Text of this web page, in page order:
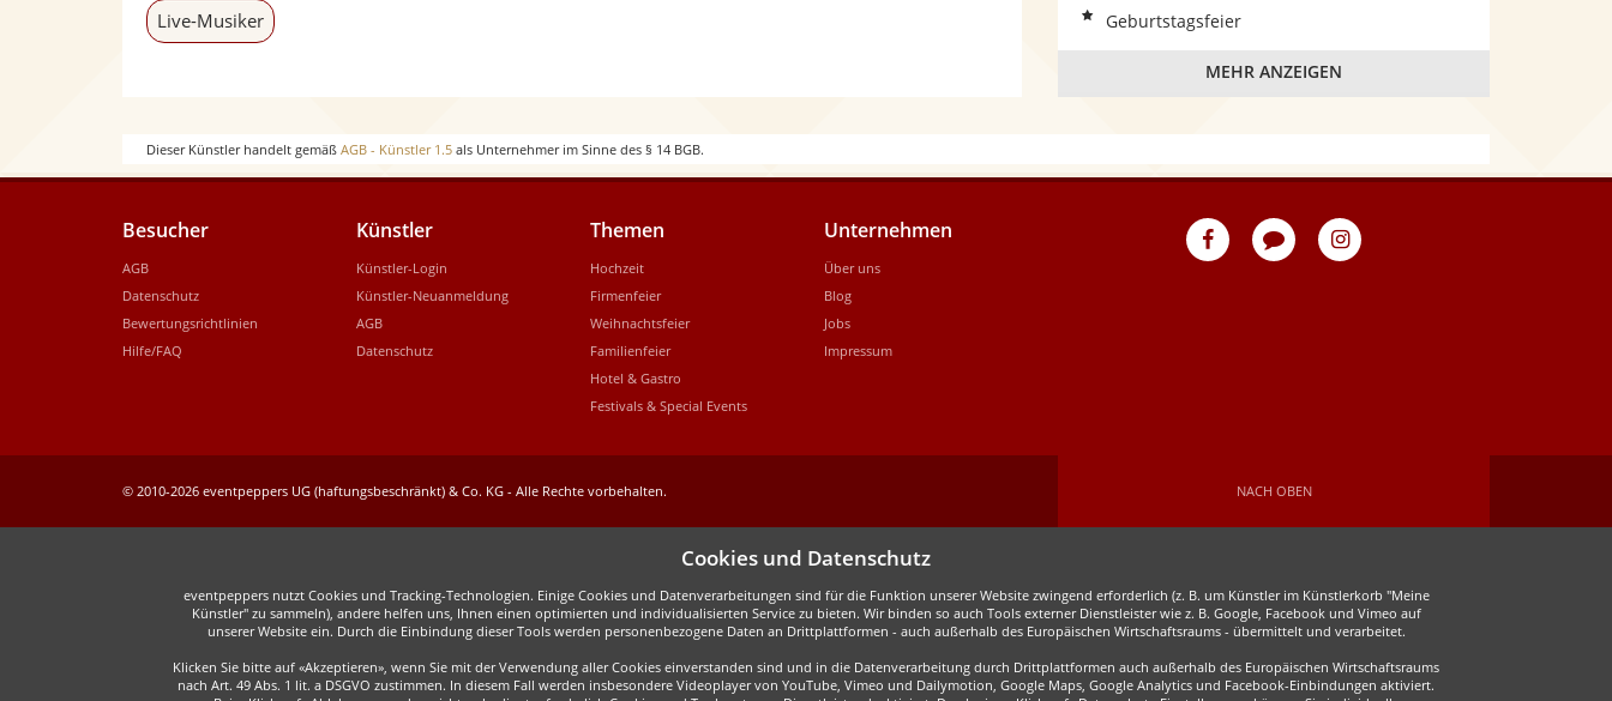
Live-Musiker
Geburtstagsfeier
MEHR ANZEIGEN
Dieser Künstler handelt gemäß AGB - Künstler 1.5 als Unternehmer im Sinne des § 14 BGB.
eventpeppersBlog
eventpeppers
Besucher
AGB
Datenschutz
Bewertungsrichtlinien
Hilfe/FAQ
Künstler
Künstler-Login
Künstler-Neuanmeldung
AGB
Datenschutz
Themen
Hochzeit
Firmenfeier
Weihnachtsfeier
Familienfeier
Hotel & Gastro
Festivals & Special Events
Unternehmen
Über uns
Blog
Jobs
Impressum
NACH OBEN
© 2010-2026 eventpeppers UG (haftungsbeschränkt) & Co. KG - Alle Rechte vorbehalten.
Cookies und Datenschutz
eventpeppers nutzt Cookies und Tracking-Technologien. Einige Cookies und Datenverarbeitungen sind für die Funktion unserer Website zwingend erforderlich (z. B. um Künstler im Künstlerkorb "Meine
Künstler" zu sammeln), andere helfen uns, Ihnen einen optimierten und individualisierten Service zu bieten. Wir binden so auch Tools externer Dienstleister wie z. B. Google, Facebook und Vimeo auf
unserer Website ein. Durch die Einbindung dieser Tools werden personenbezogene Daten an Drittplattformen - auch außerhalb des Europäischen Wirtschaftsraums - übermittelt und verarbeitet.
Klicken Sie bitte auf «Akzeptieren», wenn Sie mit der Verwendung aller Cookies einverstanden sind und in die Datenverarbeitung durch Drittplattformen auch außerhalb des Europäischen Wirtschaftsraums
nach Art. 49 Abs. 1 lit. a DSGVO zustimmen. In diesem Fall werden insbesondere Videoplayer von YouTube, Vimeo und Dailymotion, Google Maps, Google Analytics und Facebook-Einbindungen aktiviert.